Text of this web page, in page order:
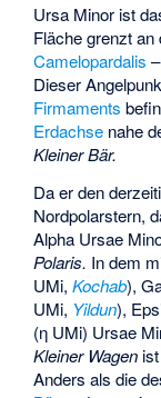
Ursa Minor ist
Fläche grenzt an
Camelopardalis
Dieser
Firmaments
Erdachse nahe
Kleiner Bär.
Da er den
Nordpolarstern,
Alpha Ursae
Polaris. In dem
UMi,Kochab),
UMi, Yildun),
(η UMi) Ursae
Kleiner Wagen
Anders als die